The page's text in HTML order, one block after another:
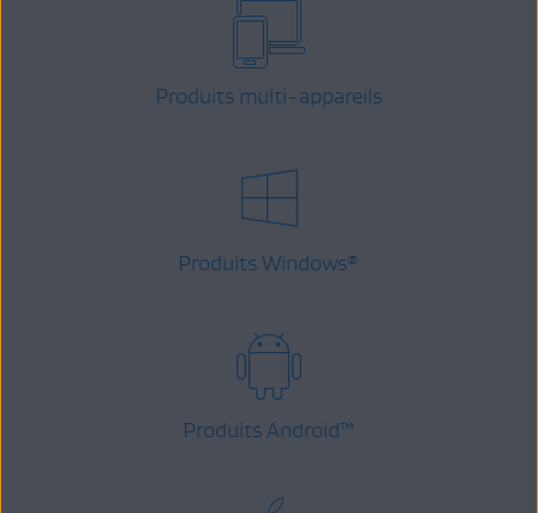
Produits multi-appareils
Produits Windows®
Produits Android™